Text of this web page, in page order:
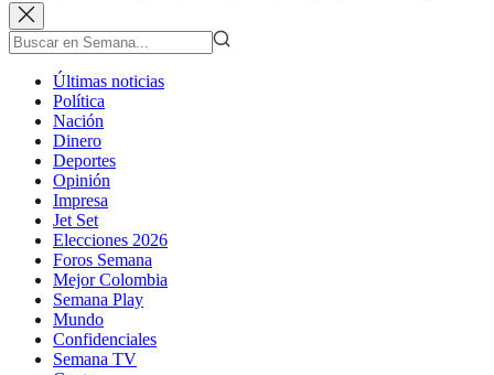
Últimas noticias
Política
Nación
Dinero
Deportes
Opinión
Impresa
Jet Set
Elecciones 2026
Foros Semana
Mejor Colombia
Semana Play
Mundo
Confidenciales
Semana TV